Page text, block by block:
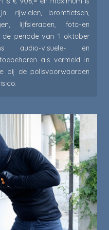
rijwielen, bromfietsen,
lijfsieraden, foto-en
de periode van 1 oktober
visuele- en
als vermeld in
bij de polisvoorwaarden